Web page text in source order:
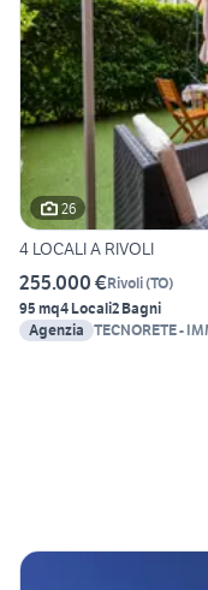
26
4 LOCALI A RIVOLI
255.000 €Rivoli(TO)
95 mq4 Locali2 Bagni
Agenzia TECNORETE -